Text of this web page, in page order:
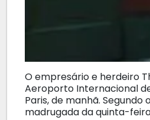
O empresário e herdeiro
Aeroporto Internacional
Paris, de manhã.
madrugada da quinta-